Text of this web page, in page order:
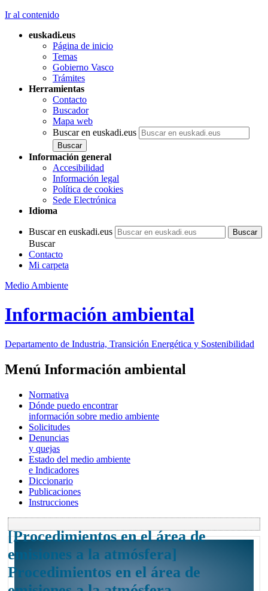
Ir al contenido
euskadi.eus
Página de inicio
Temas
Gobierno Vasco
Trámites
Herramientas
Contacto
Buscador
Mapa web
Buscar en euskadi.eus
Información general
Accesibilidad
Información legal
Política de cookies
Sede Electrónica
Idioma
Buscar en euskadi.eus
Buscar
Contacto
Mi carpeta
Medio Ambiente
Información ambiental
Departamento de Industria, Transición Energética y Sostenibilidad
Menú Información ambiental
Normativa
Dónde puedo encontrar
información sobre medio ambiente
Solicitudes
Denuncias
y quejas
Estado del medio ambiente
e Indicadores
Diccionario
Publicaciones
Instrucciones
[Procedimientos en el área de
emisiones a la atmósfera]
Procedimientos en el área de